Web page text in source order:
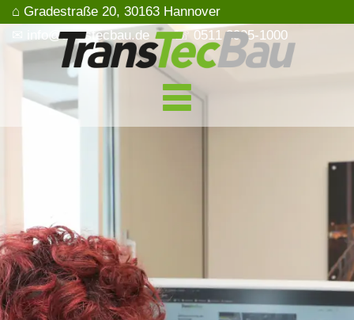
⌂ Gradestraße 20, 30163 Hannover
✉ info@transtecbau.de
☏ 0511 3995-1000